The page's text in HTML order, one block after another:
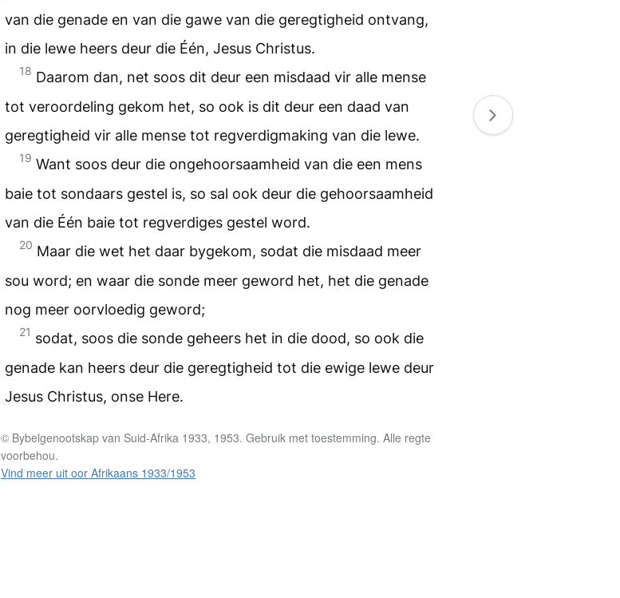
van die genade en van die gawe van die geregtigheid ontvang,
in die lewe heers deur die Één, Jesus Christus.
18 Daarom dan, net soos dit deur een misdaad vir alle mense
tot veroordeling gekom het, so ook is dit deur een daad van
geregtigheid vir alle mense tot regverdigmaking van die lewe.
19 Want soos deur die ongehoorsaamheid van die een mens
baie tot sondaars gestel is, so sal ook deur die gehoorsaamheid
van die Één baie tot regverdiges gestel word.
20 Maar die wet het daar bygekom, sodat die misdaad meer
sou word; en waar die sonde meer geword het, het die genade
nog meer oorvloedig geword;
21 sodat, soos die sonde geheers het in die dood, so ook die
genade kan heers deur die geregtigheid tot die ewige lewe deur
Jesus Christus, onse Here.
© Bybelgenootskap van Suid-Afrika 1933, 1953. Gebruik met toestemming. Alle regte
voorbehou.
Vind meer uit oor Afrikaans 1933/1953